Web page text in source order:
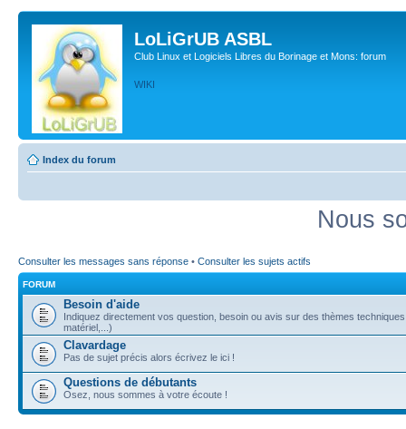
LoLiGrUB ASBL
Club Linux et Logiciels Libres du Borinage et Mons: forum
WIKI
Index du forum
Nous
Consulter les messages sans réponse • Consulter les sujets actifs
FORUM
Besoin d'aide
Indiquez directement vos question, besoin ou avis sur des thèmes
matériel,...)
Clavardage
Pas de sujet précis alors écrivez le ici !
Questions de débutants
Osez, nous sommes à votre écoute !